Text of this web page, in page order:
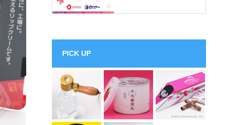
PICK UP